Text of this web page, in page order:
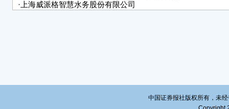
· 上海威派格智慧水务股份有限公司
中国证券报社版权所有，未